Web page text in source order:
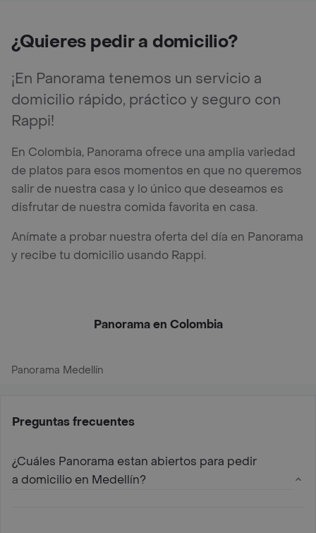
¿Quieres pedir a domicilio?
¡En Panorama tenemos un servicio a
domicilio rápido, práctico y seguro con
Rappi!
En Colombia, Panorama ofrece una amplia variedad
de platos para esos momentos en que no queremos
salir de nuestra casa y lo único que deseamos es
disfrutar de nuestra comida favorita en casa.
Anímate a probar nuestra oferta del día en Panorama
y recibe tu domicilio usando Rappi.
Panorama en Colombia
Panorama Medellín
Preguntas frecuentes
¿Cuáles Panorama estan abiertos para pedir
a domicilio en Medellín?